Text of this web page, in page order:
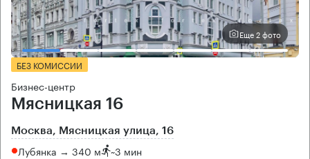
Еще 2 фото
БЕЗ КОМИССИИ
Бизнес-центр
Мясницкая 16
Москва, Мясницкая улица, 16
Лубянка → 340 м ~3 мин